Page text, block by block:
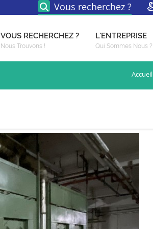
Vous recherchez ?
VOUS RECHERCHEZ ?
Nous Trouvons !
L'ENTREPRISE
Qui Sommes Nous ?
Accueil